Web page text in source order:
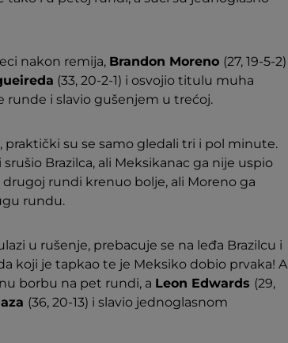
nakon remija, Brandon Moreno (27, 19-5-2)
(33, 20-2-1) i osvojio titulu muha
runde i slavio gušenjem u trećoj.
su se samo gledali tri i pol minute.
Brazilca, ali Meksikanac ga nije uspio
rundi krenuo bolje, ali Moreno ga
rundu.
u rušenje, prebacuje se na leđa Brazilcu i
koji je tapkao te je Meksiko dobio prvaka! A
borbu na pet rundi, a Leon Edwards (29,
(36, 20-13) i slavio jednoglasnom